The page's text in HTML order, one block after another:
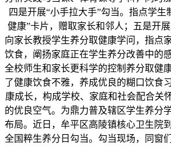
四是开展“小手拉大手”勾当。指点学生
健康”卡片，赠取家长和邻人；五是开
向家长教授学生养分取健康学问，指点
饮食，阐扬家庭正在学生养分改善中的
全校师生和家长更科学的控制养分取健
了健康饮食不雅，养成优良的糊口饮食
康成长，构成学校、家庭和社会配合关
的优良空气。为鼎力普及辖区学生养分
布局。近日，牟平区高陵镇核心卫生院
全国粹生养分日勾当。勾当现场，同窗